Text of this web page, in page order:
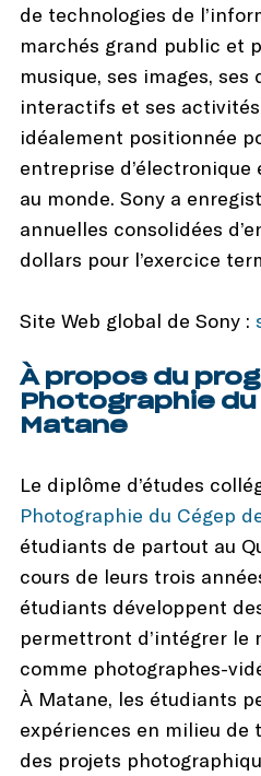
de technologies de
marchés grand public et
musique, ses images,
interactifs et ses
idéalement positionnée
entreprise
au monde. Sony a
annuelles consolidées
dollars pour l’exercice
Site Web global de Sony :
À propos du
Photographie
Matane
Le diplôme d’études
Photographie du Cégep
étudiants de partout au
cours de leurs trois
étudiants développent
permettront d’intégrer le
comme photographes-
À Matane, les étudiants
expériences en milieu
des projets